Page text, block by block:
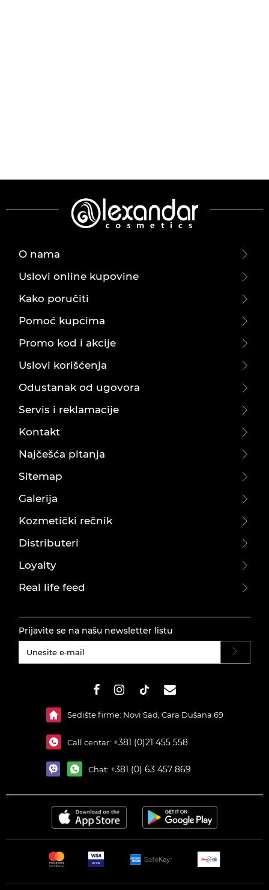
O nama
Uslovi online kupovine
Kako poručiti
Pomoć kupcima
Promo kod i akcije
Uslovi korišćenja
Odustanak od ugovora
Servis i reklamacije
Kontakt
Najčešća pitanja
Sitemap
Galerija
Kozmetički rečnik
Distributeri
Loyalty
Real life feed
Prijavite se na našu newsletter listu
Sedište firme: Novi Sad, Cara Dušana 69
Call centar: +381 (0)21 455 558
Chat: +381 (0) 63 457 869